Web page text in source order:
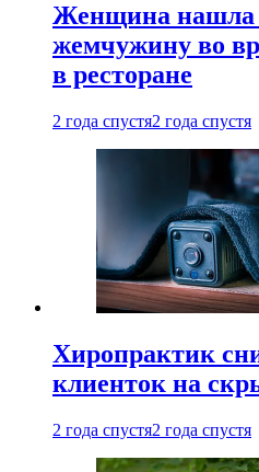
Женщина нашла
жемчужину во
в ресторане
2 года спустя2 года спустя
Хиропрактик
клиенток на
2 года спустя2 года спустя